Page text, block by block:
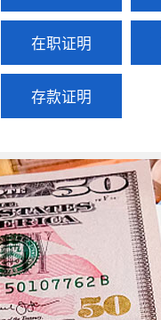
在职证明
存款证明